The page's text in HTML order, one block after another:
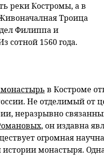
реки Костромы, а в
Троица
Филиппа и
сотной 1560 года.
в Костроме
Не отделимый от
неразрывно
, он издавна
огромная
истории монастыря.